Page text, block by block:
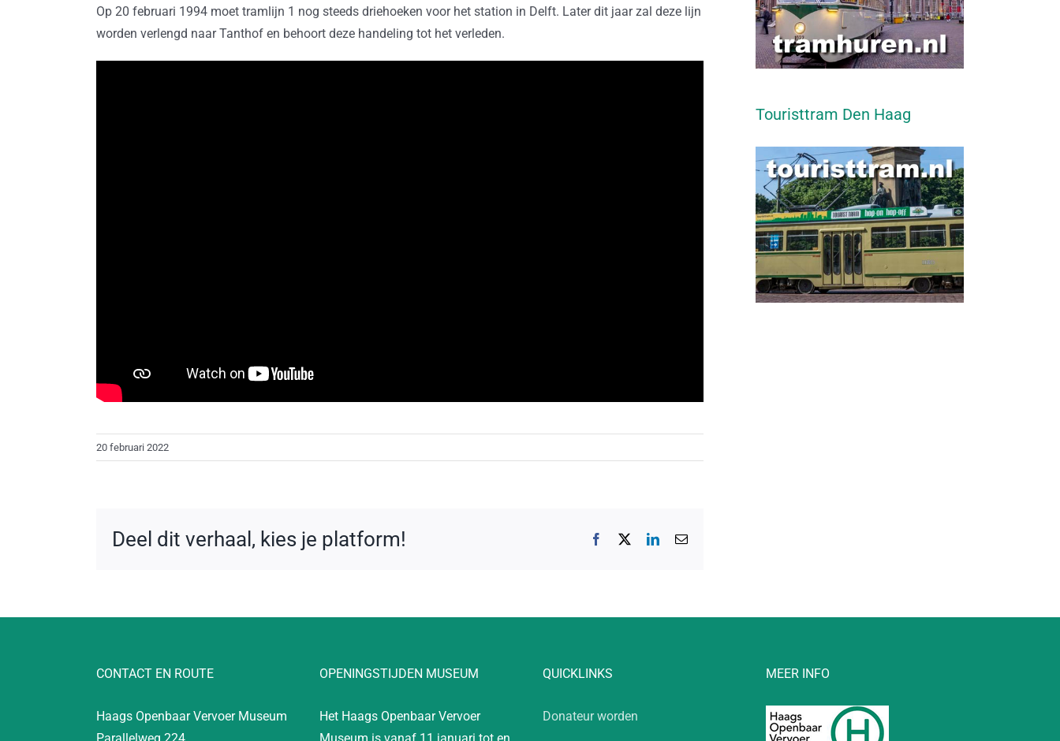
Op 20 februari 1994 moet tramlijn 1 nog steeds driehoeken voor het station in Delft. Later dit jaar zal deze lijn
worden verlengd naar Tanthof en behoort deze handeling tot het verleden.
20 februari 2022
Deel dit verhaal, kies je platform! Facebook LinkedIn
E-
Touristtram Den Haag
CONTACT EN ROUTE
Haags Openbaar Vervoer Museum
OPENINGSTIJDEN MUSEUM
Het Haags Openbaar Vervoer
QUICKLINKS
Donateur worden
MEER INFO